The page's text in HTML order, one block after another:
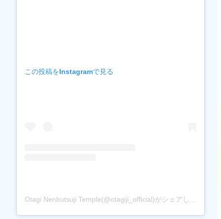
この投稿をInstagramで見る